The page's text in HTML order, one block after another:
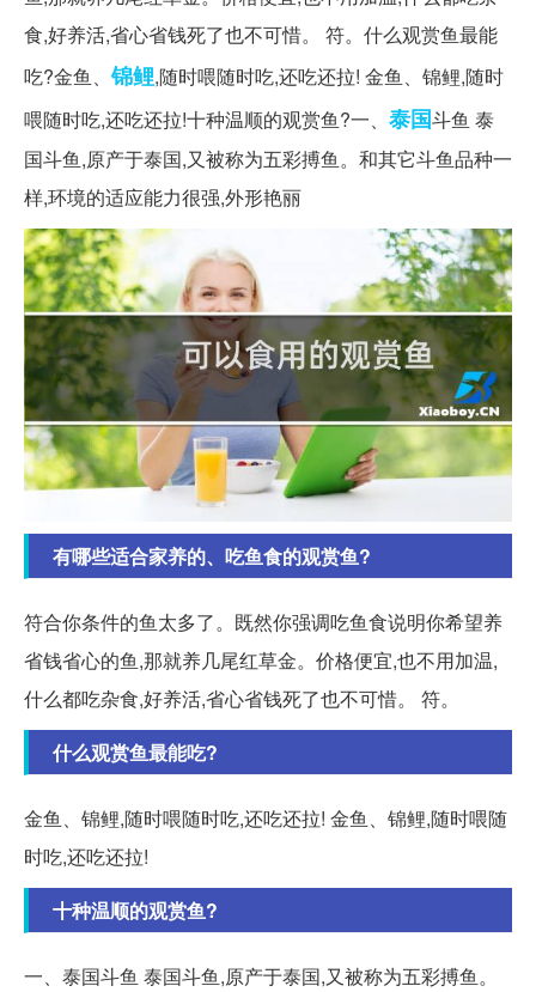
食,好养活,省心省钱死了也不可惜。 符。什么观赏鱼最能
吃?金鱼、锦鲤,随时喂随时吃,还吃还拉! 金鱼、锦鲤,随时
喂随时吃,还吃还拉!十种温顺的观赏鱼?一、 泰国斗鱼 泰
国斗鱼,原产于泰国,又被称为五彩搏鱼。和其它斗鱼品种一
样,环境的适应能力很强,外形艳丽
有哪些适合家养的、吃鱼食的观赏鱼?
符合你条件的鱼太多了。既然你强调吃鱼食说明你希望养
省钱省心的鱼,那就养几尾红草金。价格便宜,也不用加温,
什么都吃杂食,好养活,省心省钱死了也不可惜。 符。
什么观赏鱼最能吃?
金鱼、锦鲤,随时喂随时吃,还吃还拉! 金鱼、锦鲤,随时喂随
时吃,还吃还拉!
十种温顺的观赏鱼?
一、泰国斗鱼 泰国斗鱼,原产于泰国,又被称为五彩搏鱼。